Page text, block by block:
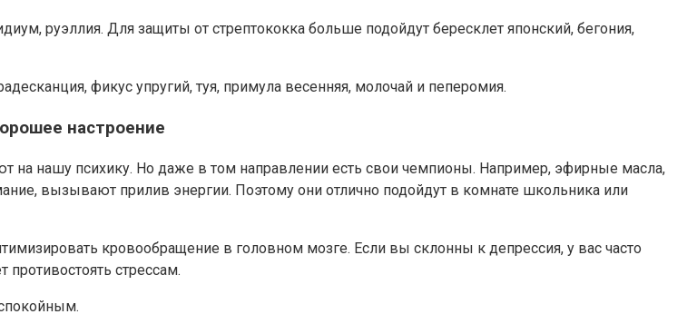
руэллия. Для защиты от стрептококка больше подойдут бересклет японский, бегония,
фикус упругий, туя, примула весенняя, молочай и пеперомия.
настроение
на нашу психику. Но даже в том направлении есть свои чемпионы. Например, эфирные масла,
вызывают прилив энергии. Поэтому они отлично подойдут в комнате школьника или
кровообращение в головном мозге. Если вы склонны к депрессия, у вас часто
противостоять стрессам.